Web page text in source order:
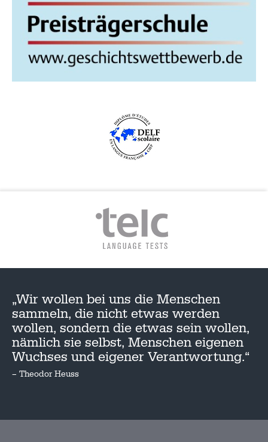
„Wir wollen bei uns die Menschen
sammeln, die nicht etwas werden
wollen, sondern die etwas sein wollen,
nämlich sie selbst, Menschen eigenen
Wuchses und eigener Verantwortung.“
– Theodor Heuss